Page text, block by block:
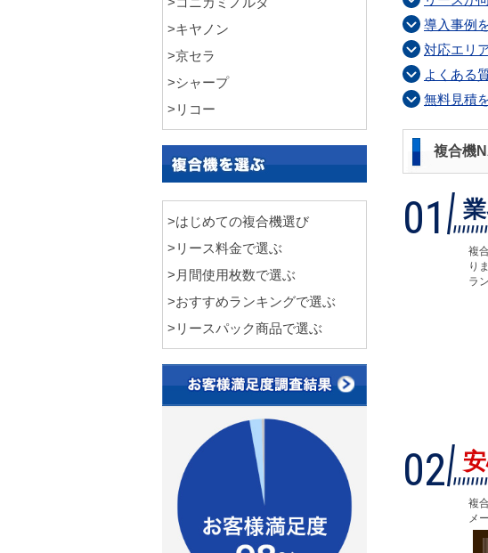
導入事例
対応エリ
よくある
無料見積
複合機
01
複
り
ラ
02
複
メ
>キヤノン
>京セラ
>シャープ
>リコー
>はじめての複合機選び
>リース料金で選ぶ
>月間使用枚数で選ぶ
>おすすめランキングで選ぶ
>リースパック商品で選ぶ